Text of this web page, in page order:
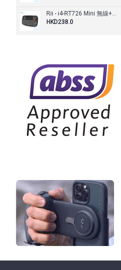
Rii - i4-RT726 Mini 無線+藍芽鍵盤鼠標觸控板 3 in 1 組合
HKD238.0